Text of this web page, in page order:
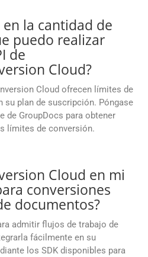
la cantidad de
puedo realizar
de
Cloud?
Cloud ofrecen límites de
su plan de suscripción. Póngase
de GroupDocs para obtener
límites de conversión.
Cloud en mi
conversiones
documentos?
admitir flujos de trabajo de
fácilmente en su
los SDK disponibles para